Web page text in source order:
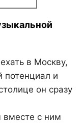
в Москву,
потенциал и
он сразу
с ним